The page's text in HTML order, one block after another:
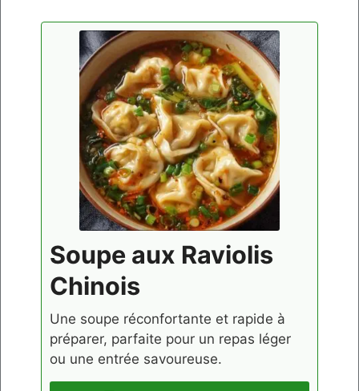
Soupe aux Raviolis
Chinois
Une soupe réconfortante et rapide à
préparer, parfaite pour un repas léger
ou une entrée savoureuse.